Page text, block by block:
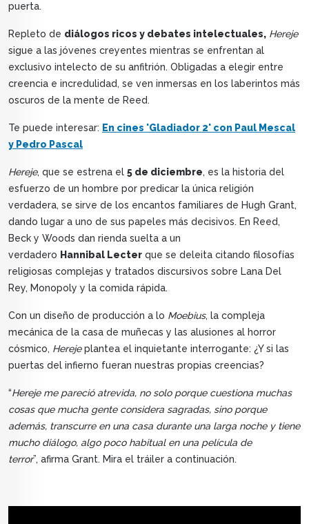
puerta.
Repleto de diálogos ricos y debates intelectuales, Hereje
sigue a las jóvenes creyentes mientras se enfrentan al
exclusivo intelecto de su anfitrión. Obligadas a elegir entre
creencia e incredulidad, se ven inmersas en los laberintos más
oscuros de la mente de Reed.
Te puede interesar: En cines 'Gladiador 2' con Paul Mescal
y Pedro Pascal
Hereje, que se estrena el 5 de diciembre, es la historia del
esfuerzo de un hombre por predicar la única religión
verdadera, se sirve de los encantos familiares de Hugh Grant,
dando lugar a uno de sus papeles más decisivos. En Reed,
Beck y Woods dan rienda suelta a un
verdadero Hannibal Lecter que se deleita citando filosofías
religiosas complejas y tratados discursivos sobre Lana Del
Rey, Monopoly y la comida rápida.
Con un diseño de producción a lo Moebius, la compleja
mecánica de la casa de muñecas y las alusiones al horror
cósmico, Herejeplantea el inquietante interrogante: ¿Y si las
puertas del infierno fueran nuestras propias creencias?
“Hereje me pareció atrevida, no solo porque cuestiona muchas
cosas que mucha gente considera sagradas, sino porque
además, transcurre en una casa durante una larga noche y tiene
mucho diálogo, algo poco habitual en una película de
terror”, afirma Grant. Mira el tráiler a continuación.